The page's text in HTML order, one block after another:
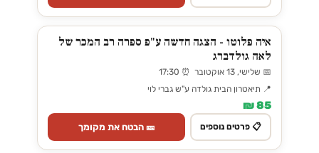
איה פלוטו - הצגה חדשה ע"פ ספרה רב המכר של
לאה גולדברג
📅 שלישי, 13 אוקטובר ⏰ 17:30
📍 תיאטרון הבית גולדה ע"ש גברי לוי
85 ₪
📋 פרטים נוספים 🎫 הבטח את מקומך